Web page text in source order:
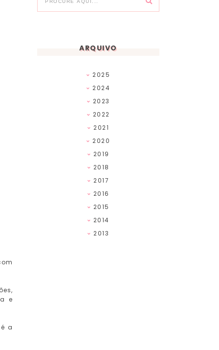
e
a
ARQUIVO
2025
2024
2023
2022
2021
2020
2019
2018
2017
2016
2015
2014
2013